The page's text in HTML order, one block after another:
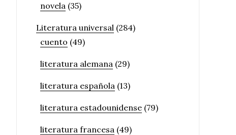
novela (35)
Literatura universal (284)
cuento (49)
literatura alemana (29)
literatura española (13)
literatura estadounidense (79)
literatura francesa (49)